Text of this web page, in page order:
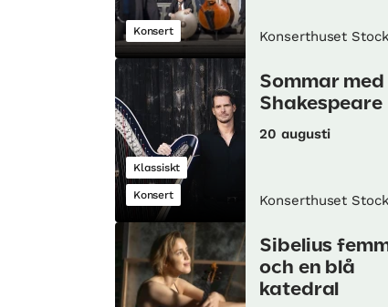
Konsert Konserthuset
Klassiskt
Konsert
Sommar med
Shakespeare
20 augusti
Konserthuset
Sibelius
och en blå
katedral